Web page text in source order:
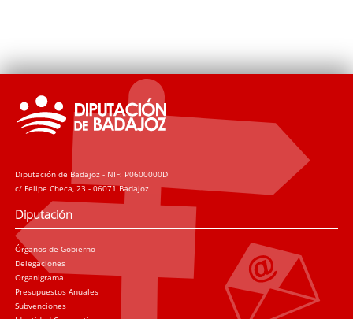
Diputación de Badajoz - NIF: P0600000D
c/ Felipe Checa, 23 - 06071 Badajoz
Diputación
Órganos de Gobierno
Delegaciones
Organigrama
Presupuestos Anuales
Subvenciones